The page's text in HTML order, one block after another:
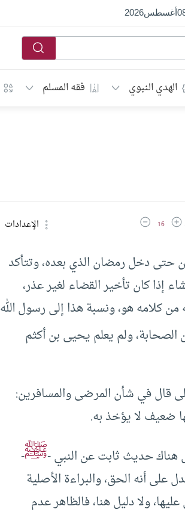
أغسطس2026
الهدي النبوي فقه المسلم
زيادة حجم الخط
16 تقليل حجم الخط الإعدادات
حتى دخل رمضان الذي بعده، وتتأكد
إذا كان تأخير القضاء لغير عذر،
كلامه هو، ونسبة هذا إلى رسول الله
ولم يعلم يحيى بن أكثم
قال في شأن المرضى والمسافرين:
ضعيف لا يؤخذ به.
ﷺ-
على أنه الحق، والبراءة الأصلية
ولا دليل هنا، فالظاهر عدم